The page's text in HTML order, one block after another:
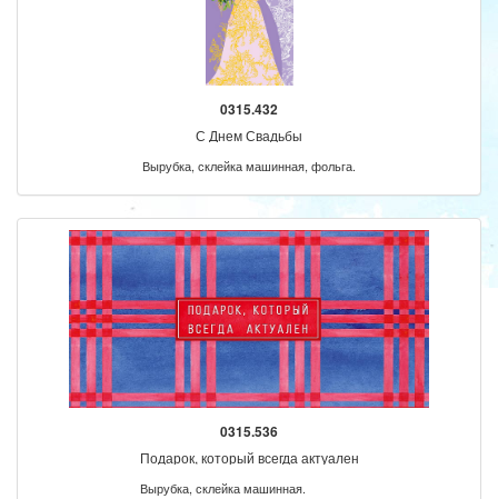
0315.432
С Днем Свадьбы
Вырубка, склейка машинная, фольга.
0315.536
Подарок, который всегда актуален
Вырубка, склейка машинная.